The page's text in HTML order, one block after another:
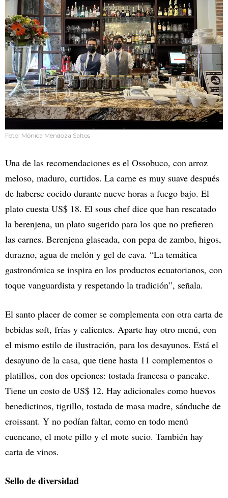
Foto: Mónica Mendoza Saltos
Una de las recomendaciones es el Ossobuco, con arroz
meloso, maduro, curtidos. La carne es muy suave después
de haberse cocido durante nueve horas a fuego bajo. El
plato cuesta US$ 18. El sous chef dice que han rescatado
la berenjena, un plato sugerido para los que no prefieren
las carnes. Berenjena glaseada, con pepa de zambo, higos,
durazno, agua de melón y gel de cava. “La temática
gastronómica se inspira en los productos ecuatorianos, con
toque vanguardista y respetando la tradición”, señala.
El santo placer de comer se complementa con otra carta de
bebidas soft, frías y calientes. Aparte hay otro menú, con
el mismo estilo de ilustración, para los desayunos. Está el
desayuno de la casa, que tiene hasta 11 complementos o
platillos, con dos opciones: tostada francesa o pancake.
Tiene un costo de US$ 12. Hay adicionales como huevos
benedictinos, tigrillo, tostada de masa madre, sánduche de
croissant. Y no podían faltar, como en todo menú
cuencano, el mote pillo y el mote sucio. También hay
carta de vinos.
Sello de diversidad